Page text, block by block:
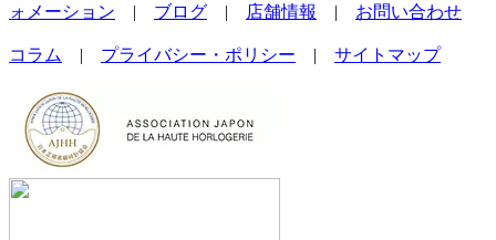
ォメーション | ブログ | 店舗情報 | お問い合わせ
コラム | プライバシー・ポリシー | サイトマップ